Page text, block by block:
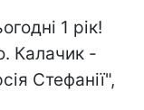
1 рік!
Калачик -
Стефанії",